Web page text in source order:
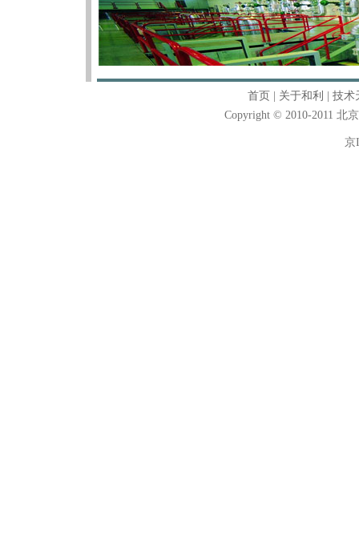
首页 关于和利
技术
Copyright © 2010-2011 北
京